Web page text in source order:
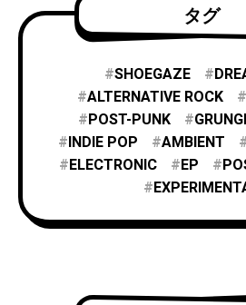
タグ
SHOEGAZE
ALTERNATIVE ROCK
POST-PUNK
INDIE POP
AMBIENT
ELECTRONIC
EP